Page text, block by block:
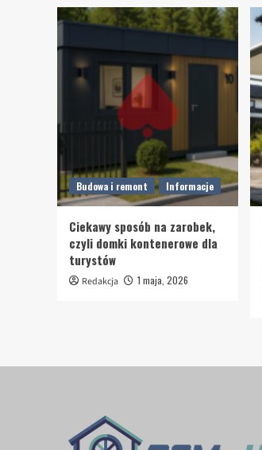
Budowa i remont Informacje
Ciekawy sposób na zarobek,
czyli domki kontenerowe dla
turystów
Redakcja 1 maja, 2026